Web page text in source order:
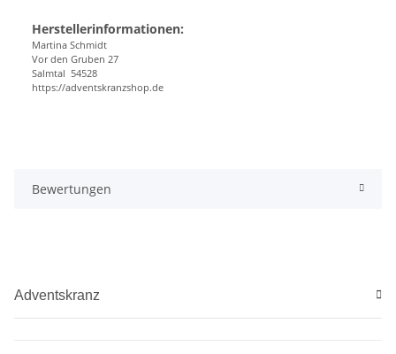
Herstellerinformationen:
Martina Schmidt
Vor den Gruben 27
Salmtal 54528
https://adventskranzshop.de
Bewertungen
Adventskranz